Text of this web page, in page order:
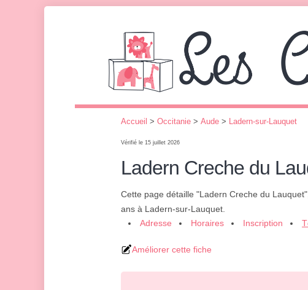
Accueil > Occitanie > Aude > Ladern-sur-Lauquet
Vérifié le 15 juillet 2026
Ladern Creche du
Cette page détaille "Ladern Creche du Lauquet",
ans à Ladern-sur-Lauquet.
Adresse
Horaires Inscription
Améliorer cette fiche